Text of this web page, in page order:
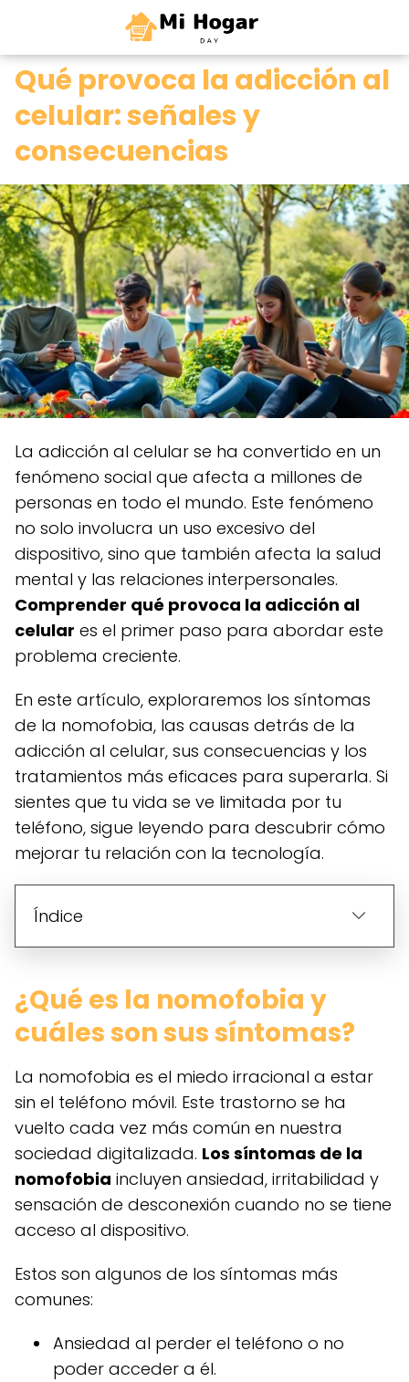
0
Qué provoca la adicción al
celular: señales y
consecuencias
La adicción al celular se ha convertido en un
fenómeno social que afecta a millones de
personas en todo el mundo. Este fenómeno
no solo involucra un uso excesivo del
dispositivo, sino que también afecta la salud
mental y las relaciones interpersonales.
Comprender qué provoca la adicción al
celular es el primer paso para abordar este
problema creciente.
En este artículo, exploraremos los síntomas
de la nomofobia, las causas detrás de la
adicción al celular, sus consecuencias y los
tratamientos más eficaces para superarla. Si
sientes que tu vida se ve limitada por tu
teléfono, sigue leyendo para descubrir cómo
mejorar tu relación con la tecnología.
Índice
¿Qué es la nomofobia y
cuáles son sus síntomas?
La nomofobia es el miedo irracional a estar
sin el teléfono móvil. Este trastorno se ha
vuelto cada vez más común en nuestra
sociedad digitalizada. Los síntomas de la
nomofobia incluyen ansiedad, irritabilidad y
sensación de desconexión cuando no se tiene
acceso al dispositivo.
Estos son algunos de los síntomas más
comunes:
Ansiedad al perder el teléfono o no
poder acceder a él.